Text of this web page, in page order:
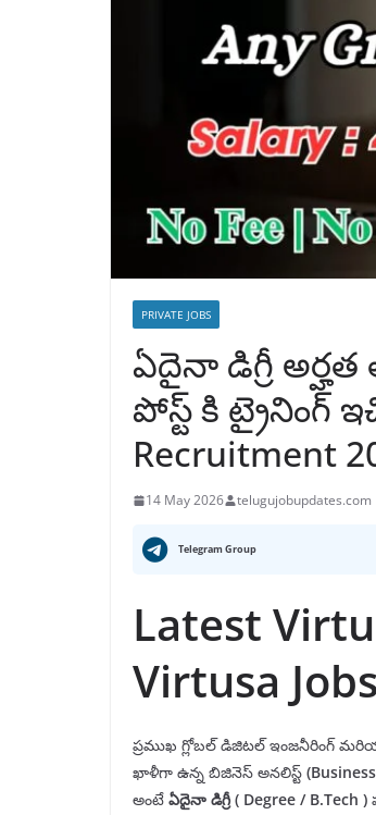
PRIVATE JOBS
ఏదైనా డిగ్రీ
పోస్ట్ కి ట్రైనింగ్
Recruitment
14 May 2026 telugujobupdates.com
Telegram Group
Latest
Virtusa
ప్రముఖ గ్లోబల్ డిజిటల్ ఇంజనీరింగ్
ఖాళీగా ఉన్న బిజినెస్ అనలిస్ట్
అంటే ఏదైనా డిగ్రీ ( Degree / B.Tech )